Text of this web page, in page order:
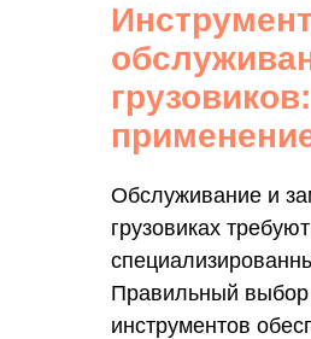
Обслуживание и
грузовиках
Правильный выбор
инструментов